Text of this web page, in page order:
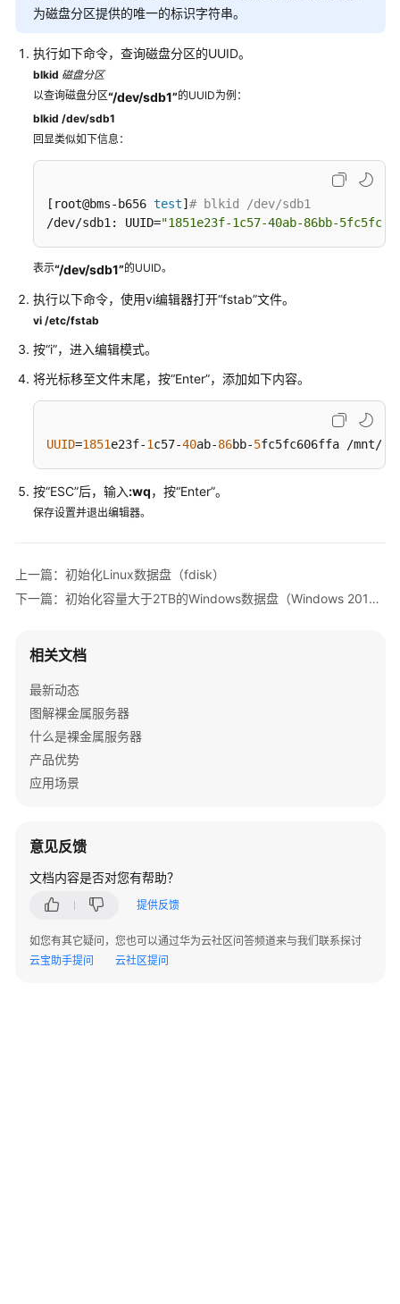
API
考
SDK
参
考
码
示
常
见
题
排
除
助
下
载
通
用
参
产
品
术
责
任
为磁盘分区提供的唯一的标识字符串。
执行如下命令，查询磁盘分区的UUID。
blkid 磁盘分区
以查询磁盘分区“/dev/sdb1”的UUID为例：
blkid /dev/sdb1
回显类似如下信息：
[root@bms-b656 test] # blkid /dev/sdb1
/dev/sdb1: UUID="1851e23f-1c57-40ab-86bb-
表示“/dev/sdb1”的UUID。
执行以下命令，使用vi编辑器打开“fstab”文件。
vi /etc/fstab
按“i”，进入编辑模式。
将光标移至文件末尾，按“Enter”，添加如下内容。
UUID=1851e23f-1c57-40ab-86bb-5fc5fc606ffa /
按“ESC”后，输入:wq，按“Enter”。
保存设置并退出编辑器。
上一篇：初始化Linux数据盘（fdisk）
下一篇：初始化容量大于2TB的Windows数据盘（Windows 2012）
相关文档
最新动态
图解裸金属服务器
什么是裸金属服务器
产品优势
应用场景
意见反馈
文档内容是否对您有帮助？
提供反馈
如您有其它疑问，您也可以通过华为云社区问答频道来与我们联系探讨
云宝助手提问
云社区提问